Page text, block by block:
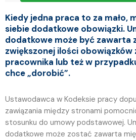
Kiedy jedna praca to za mało,
siebie dodatkowe obowiązki.
dodatkowe może być zawarta
zwiększonej ilości obowiązków
pracownika lub też w
chce „dorobić”.
Ustawodawca w Kodeksie pracy
zawiązania między stronami
stosunku do umowy podstawowej.
dodatkowe może zostać zawarta